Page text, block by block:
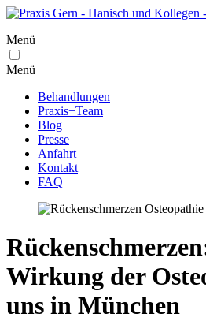
Menü
Menü
Behandlungen
Praxis+Team
Blog
Presse
Anfahrt
Kontakt
FAQ
Wirkung der
uns in München